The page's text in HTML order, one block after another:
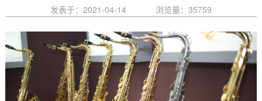
发表于：2021-04-14 浏览量： 35759